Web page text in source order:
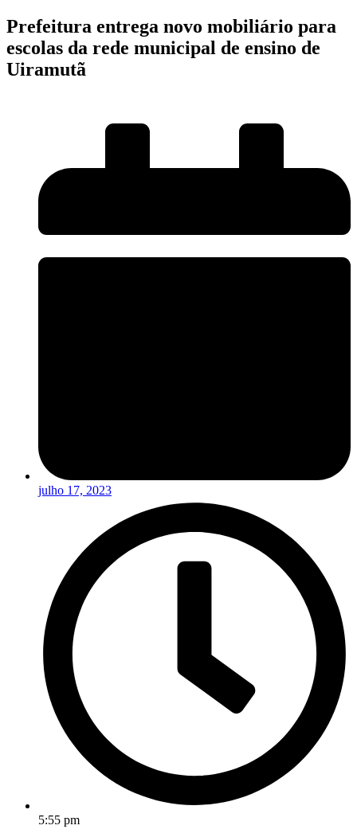
Prefeitura entrega novo mobiliário para
escolas da rede municipal de ensino de
Uiramutã
julho 17, 2023
5:55 pm